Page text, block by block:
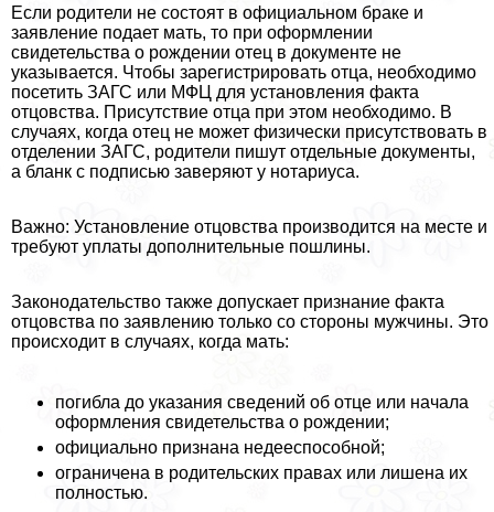
Если родители не состоят в официальном бpaке и
заявление подает мать, то при оформлении
свидетельства о рождении отец в документе не
указывается. Чтобы зарегистрировать отца, необходимо
посетить ЗАГС или МФЦ для установления факта
отцовства. Присутствие отца при этом необходимо. В
случаях, когда отец не может физически присутствовать в
отделении ЗАГС, родители пишут отдельные документы,
а бланк с подписью заверяют у нотариуса.
Важно: Установление отцовства производится на месте и
требуют уплаты дополнительные пошлины.
Законодательство также допускает признание факта
отцовства по заявлению только со стороны мужчины. Это
происходит в случаях, когда мать:
погибла до указания сведений об отце или начала
оформления свидетельства о рождении;
официально признана недееспособной;
ограничена в родительских правах или лишена их
полностью.